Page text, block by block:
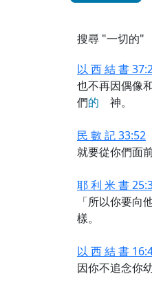
搜尋 "一切的"
以 西 結 書
也不再因偶像
們的 神。
民 數 記 33:52
就要從你們面
耶 利 米 書
「所以你要向
樣。
以 西 結 書
因你不追念你